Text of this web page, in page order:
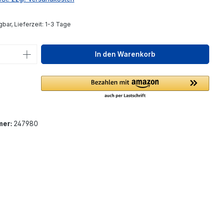
Lieferzeit: 1-3 Tage
Anzahl: Gib den gewünschten Wert
In den Warenkorb
247980